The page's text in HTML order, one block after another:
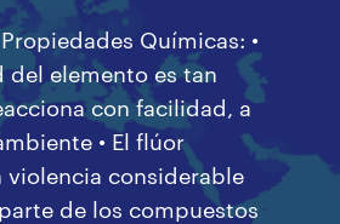
Propiedades Químicas: •
del elemento es tan
con facilidad, a
• El flúor
violencia considerable
de los compuestos